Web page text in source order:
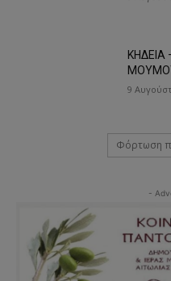
ΚΗΔΕΙΑ
9
Φόρτωση
-